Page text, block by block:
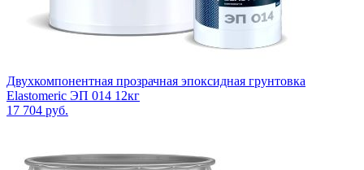
Двухкомпонентная прозрачная эпоксидная грунтовка
Elastomeric ЭП 014 12кг
17 704 руб.